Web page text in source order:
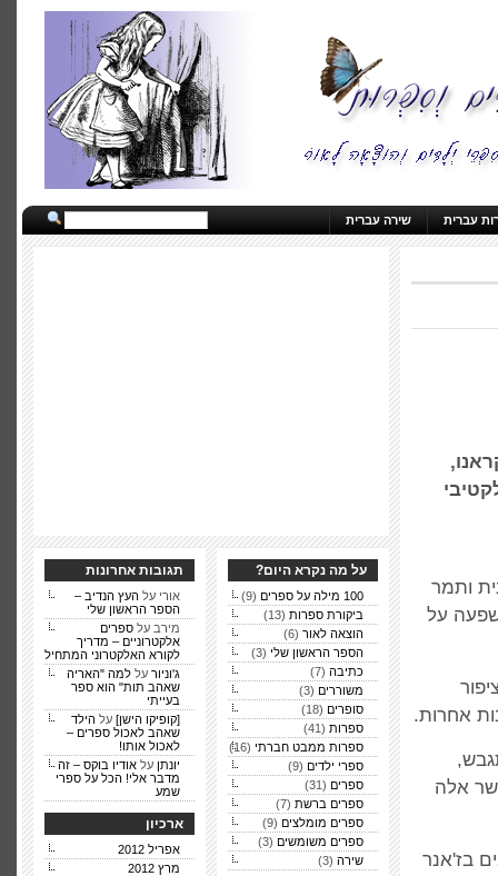
עברית שירה עברית
ותמר
על
אחרות.
אלה
בז'אנר
על מה נקרא היום?
100 מילה על ספרים
(9)
ביקורת ספרות (13)
הוצאה לאור (6)
הספר הראשון שלי (3)
כתיבה (7)
משוררים (3)
סופרים (18)
ספרות (41)
ספרות ממבט חברתי (16)
ספרי ילדים (9)
ספרים (31)
ספרים ברשת (7)
ספרים מומלצים (9)
ספרים משומשים (3)
שירה (3)
תגובות אחרונות
אורי על העץ הנדיב –
הספר הראשון שלי
מירב על ספרים
אלקטרוניים – מדריך
לקורא האלקטרוני המתחיל
ג'וניור על למה "האריה
שאהב תות" הוא ספר
בעייתי
[קופיקו הישן] על הילד
שאהב לאכול ספרים –
לאכול אותו!
יונתן על אודיו בוקס – זה
מדבר אלי! הכל על ספרי
שמע
ארכיון
אפריל 2012
מרץ 2012